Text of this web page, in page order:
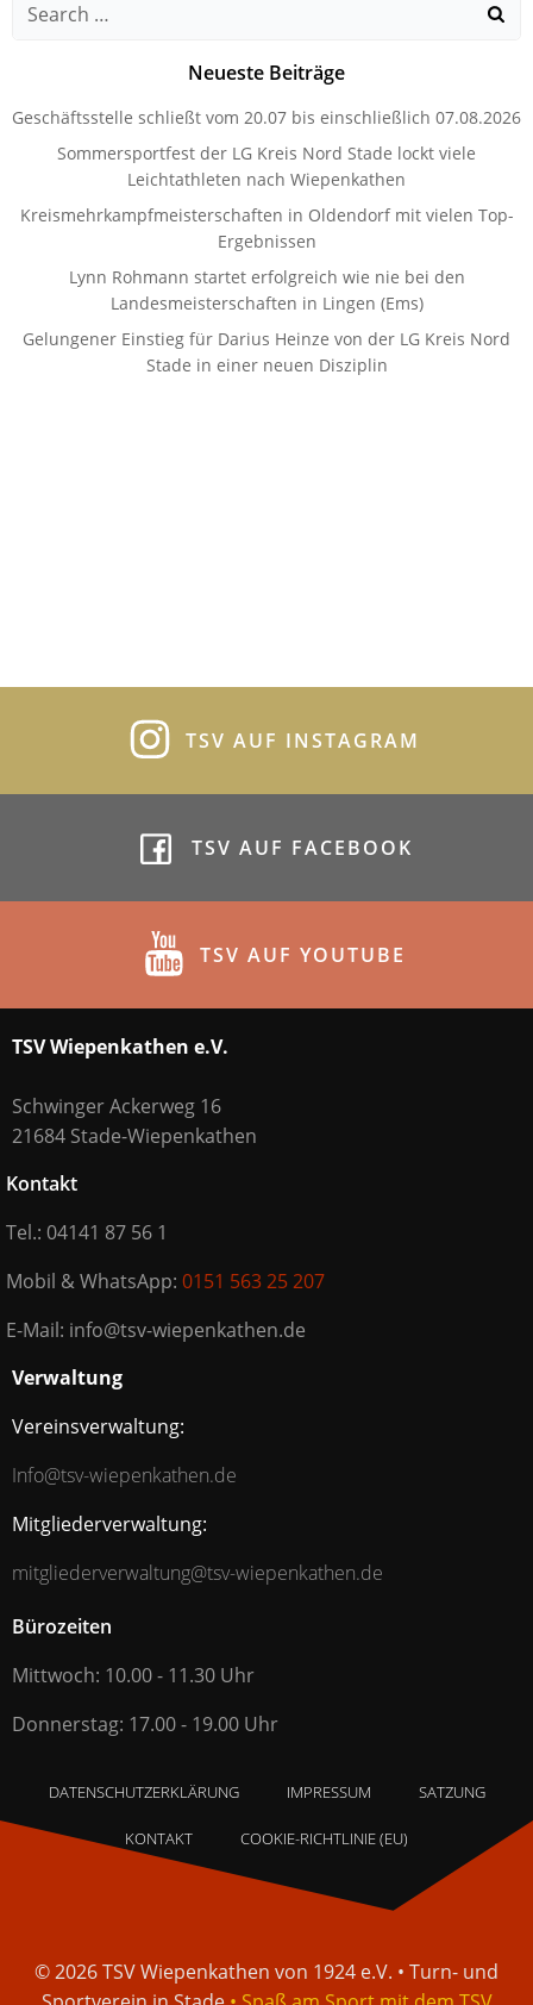
Neueste Beiträge
Geschäftsstelle schließt vom 20.07 bis einschließlich 07.08.2026
Sommersportfest der LG Kreis Nord Stade lockt viele
Leichtathleten nach Wiepenkathen
Kreismehrkampfmeisterschaften in Oldendorf mit vielen Top-
Ergebnissen
Lynn Rohmann startet erfolgreich wie nie bei den
Landesmeisterschaften in Lingen (Ems)
Gelungener Einstieg für Darius Heinze von der LG Kreis Nord
Stade in einer neuen Disziplin
TSV AUF INSTAGRAM
TSV AUF FACEBOOK
TSV AUF YOUTUBE
TSV Wiepenkathen e.V.
Schwinger Ackerweg 16
21684 Stade-Wiepenkathen
Kontakt
Tel.: 04141 87 56 1
Mobil & WhatsApp: 0151 563 25 207
E-Mail: info@tsv-wiepenkathen.de
Bürozeiten
Mittwoch: 10.00 - 11.30 Uhr
Donnerstag: 17.00 - 19.00 Uhr
Verwaltung
Vereinsverwaltung:
Info@tsv-wiepenkathen.de
Mitgliederverwaltung:
mitgliederverwaltung@tsv-wiepenkathen.de
DATENSCHUTZERKLÄRUNG IMPRESSUM SATZUNG
KONTAKT COOKIE-RICHTLINIE (EU)
© 2026 TSV Wiepenkathen von 1924 e.V. • Turn- und